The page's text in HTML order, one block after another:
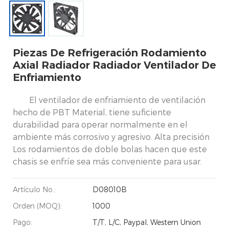
Piezas De Refrigeración Rodamiento
Axial Radiador Radiador Ventilador De
Enfriamiento
El ventilador de enfriamiento de ventilación
hecho de PBT Material, tiene suficiente
durabilidad para operar normalmente en el
ambiente más corrosivo y agresivo. Alta precisión
Los rodamientos de doble bolas hacen que este
chasis se enfríe sea más conveniente para usar.
Artículo No.:
D08010B
Orden (MOQ):
1000
Pago:
T/T, L/C, Paypal, Western Union